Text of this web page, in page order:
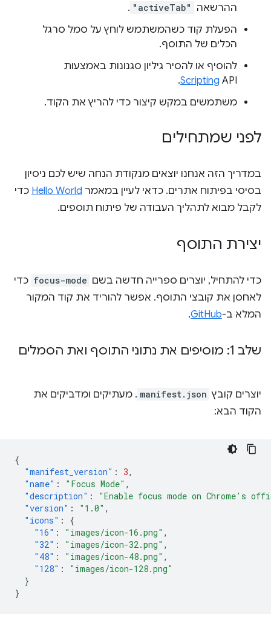
ההרשאה
"activeTab"
.
הפעלת קוד כשהמשתמש לוחץ על סמל סרגל
הכלים של התוסף.
להוסיף או להסיר גיליון סגנונות באמצעות
Scripting API.
משתמשים במקש קיצור כדי להריץ את הקוד.
לפני שמתחילים
במדריך הזה אנחנו יוצאים מנקודת הנחה שיש לכם ניסיון
בסיסי בפיתוח אתרים. כדאי לעיין במאמר Hello World כדי
לקבל מבוא לתהליך העבודה של פיתוח תוספים.
יצירת התוסף
כדי להתחיל, יוצרים ספרייה חדשה בשם focus-mode כדי
לאחסן את קובצי התוסף. אפשר להוריד את קוד המקור
המלא ב-GitHub
.
שלב 1: מוסיפים את נתוני התוסף ואת הסמלים
יוצרים קובץ manifest.json . מעתיקים ומדביקים את
הקוד הבא:
{
"manifest_version" : 3,
"name" : "Focus Mode" ,
"description" :
"Enable focus mode on Chrome's
"version" : "1.0" ,
"icons" :
{
"16" : "images/icon-16.png" ,
"32" : "images/icon-32.png" ,
"48" : "images/icon-48.png" ,
"128" :
"images/icon-128.png"
}
}